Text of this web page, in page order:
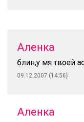
Аленка
блин,у мя твоей
09.12.2007 (14:56)
Аленка